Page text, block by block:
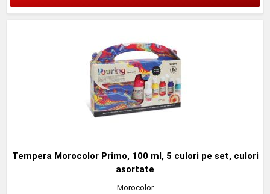
Tempera Morocolor Primo, 100 ml, 5 culori pe set, culori
asortate
Morocolor